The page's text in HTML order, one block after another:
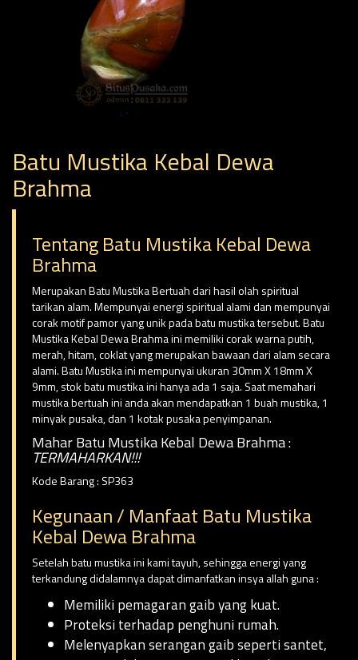
Batu Mustika Kebal Dewa
Brahma
Tentang Batu Mustika Kebal Dewa
Brahma
Merupakan Batu Mustika Bertuah dari hasil olah spiritual
tarikan alam. Mempunyai energi spiritual alami dan mempunyai
corak motif pamor yang unik pada batu mustika tersebut. Batu
Mustika Kebal Dewa Brahma ini memiliki corak warna putih,
merah, hitam, coklat yang merupakan bawaan dari alam secara
alami. Batu Mustika ini mempunyai ukuran 30mm X 18mm X
9mm, stok batu mustika ini hanya ada 1 saja. Saat memahari
mustika bertuah ini anda akan mendapatkan 1 buah mustika, 1
minyak pusaka, dan 1 kotak pusaka penyimpanan.
Mahar Batu Mustika Kebal Dewa Brahma :
TERMAHARKAN!!!
Kode Barang : SP363
Kegunaan / Manfaat Batu Mustika
Kebal Dewa Brahma
Setelah batu mustika ini kami tayuh, sehingga energi yang
terkandung didalamnya dapat dimanfatkan insya allah guna :
Memiliki pemagaran gaib yang kuat.
Proteksi terhadap penghuni rumah.
Melenyapkan serangan gaib seperti santet,